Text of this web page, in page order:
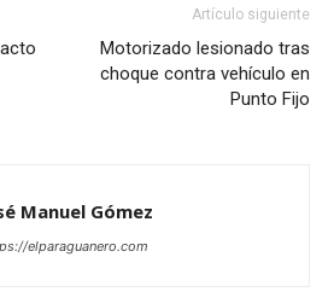
Artículo siguiente
Motorizado lesionado tras
choque contra vehículo en
Punto Fijo
Manuel Gómez
elparaguanero.com